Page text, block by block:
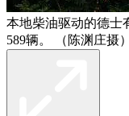
本地柴油驱动的德士
589辆。 （陈渊庄摄）